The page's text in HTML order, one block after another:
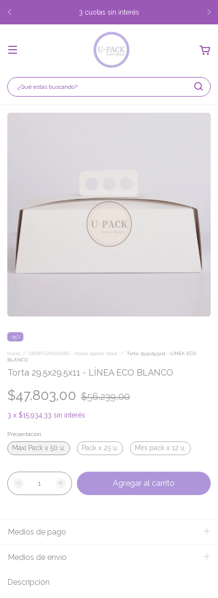
3 cuotas sin interés
-15%
Inicio / OPORTUNIDADES - Hasta agotar stock / Torta 29.5x29.5x11 - LÍNEA ECO
BLANCO
Torta 29.5x29.5x11 - LÍNEA ECO BLANCO
$47.803,00 $56.239,00
3 x $15.934,33 sin interés
Presentación
Maxi Pack x 50 u. Pack x 25 u. Mini pack x 12 u.
Medios de pago
Medios de envío
Descripción